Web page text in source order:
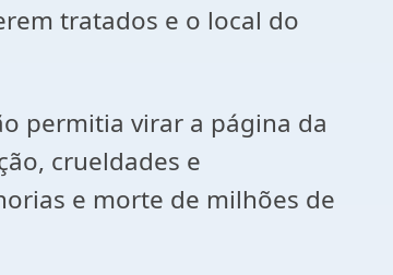
tratados e o local do
permitia virar a página da
crueldades e
e morte de milhões de